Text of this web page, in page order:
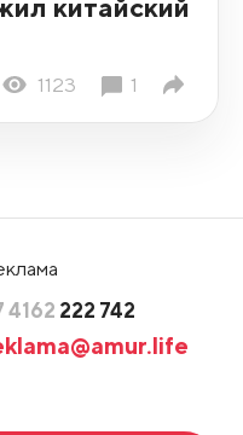
китайский
1123 1
4162 222 742